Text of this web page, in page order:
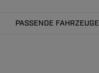
PASSENDE FAHRZEUGE